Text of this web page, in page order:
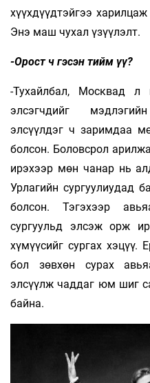
хүүхдүүдтэйгээ
Энэ маш чухал үзүүлэлт.
-Орост ч гэсэн тийм үү?
-Тухайлбал, Москвад л
элсэгчдийг
элсүүлдэг ч заримдаа
болсон. Боловсрол
ирэхээр мөн чанар нь
Урлагийн сургуулиудад
болсон. Тэгэхээр
сургуульд элсэж орж
хүмүүсийг сургах хэцүү.
бол зөвхөн сурах
элсүүлж чаддаг юм шиг
байна.